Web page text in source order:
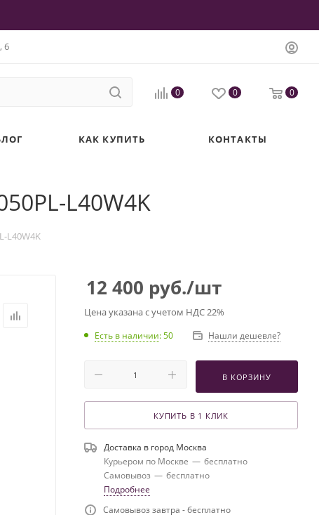
6
0 0 0
КАК КУПИТЬ КОНТАКТЫ
L40W4K
L40W4K
12 400 руб./шт
Цена указана с учетом НДС 22%
Есть в наличии: 50 Нашли дешевле?
В КОРЗИНУ
КУПИТЬ В 1 КЛИК
Доставка в город Москва
Курьером по Москве — бесплатно
Самовывоз — бесплатно
Подробнее
Самовывоз завтра - бесплатно